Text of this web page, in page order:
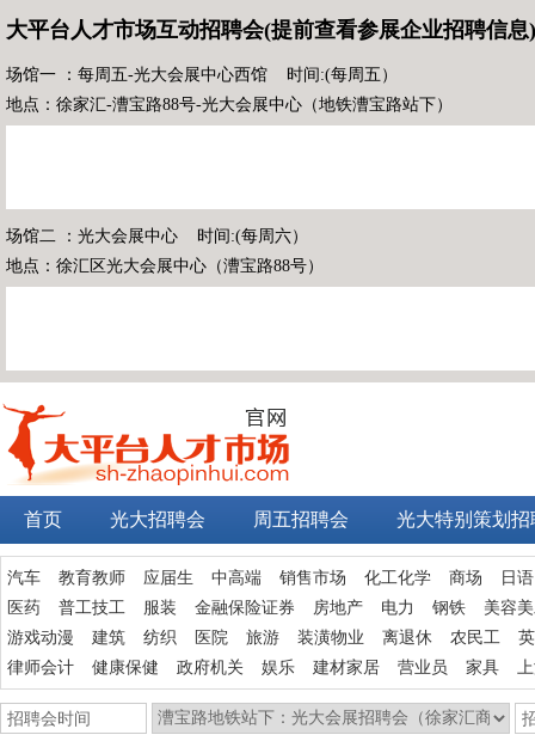
大平台人才市场互动招聘会(提前查看参展企业招聘信息)
场馆一 ：每周五-光大会展中心西馆 时间:(每周五）
地点：徐家汇-漕宝路88号-光大会展中心（地铁漕宝路站下）
场馆二 ：光大会展中心 时间:(每周六）
地点：徐汇区光大会展中心（漕宝路88号）
首页 光大招聘会 周五招聘会 光大特别策划招
汽车 教育教师 应届生 中高端 销售市场 化工化学 商场
日
医药
普工技工 服装 金融保险证券 房地产 电力 钢铁
美容
游戏动漫
建筑 纺织 医院 旅游 装潢物业 离退休 农民工
律师会计
健康保健 政府机关 娱乐 建材家居 营业员 家具